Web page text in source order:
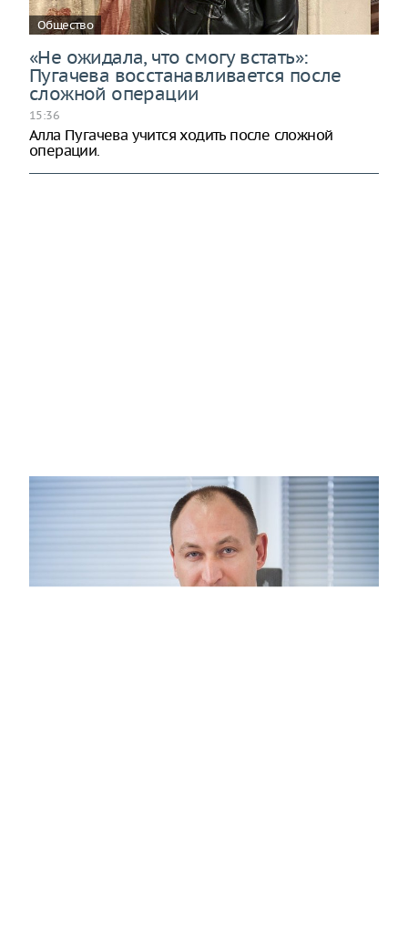
Общество
«Не ожидала, что смогу встать»:
Пугачева восстанавливается после
сложной операции
15:36
Алла Пугачева учится ходить после сложной
операции.